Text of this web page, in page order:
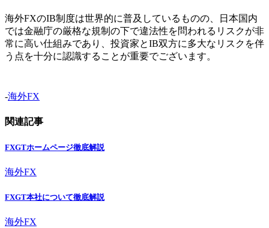
海外FXのIB制度は世界的に普及しているものの、日本国内
では金融庁の厳格な規制の下で違法性を問われるリスクが非
常に高い仕組みであり、投資家とIB双方に多大なリスクを伴
う点を十分に認識することが重要でございます。
-海外FX
関連記事
FXGTホームページ徹底解説
海外FX
FXGT本社について徹底解説
海外FX